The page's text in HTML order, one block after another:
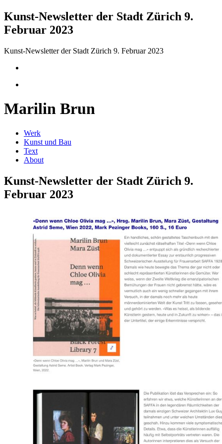
Kunst-Newsletter der Stadt Zürich 9.
Februar 2023
Kunst-Newsletter der Stadt Zürich 9. Februar 2023
Marilin Brun
Werk
Kunst und Bau
Text
About
Kunst-Newsletter der Stadt Zürich 9.
Februar 2023